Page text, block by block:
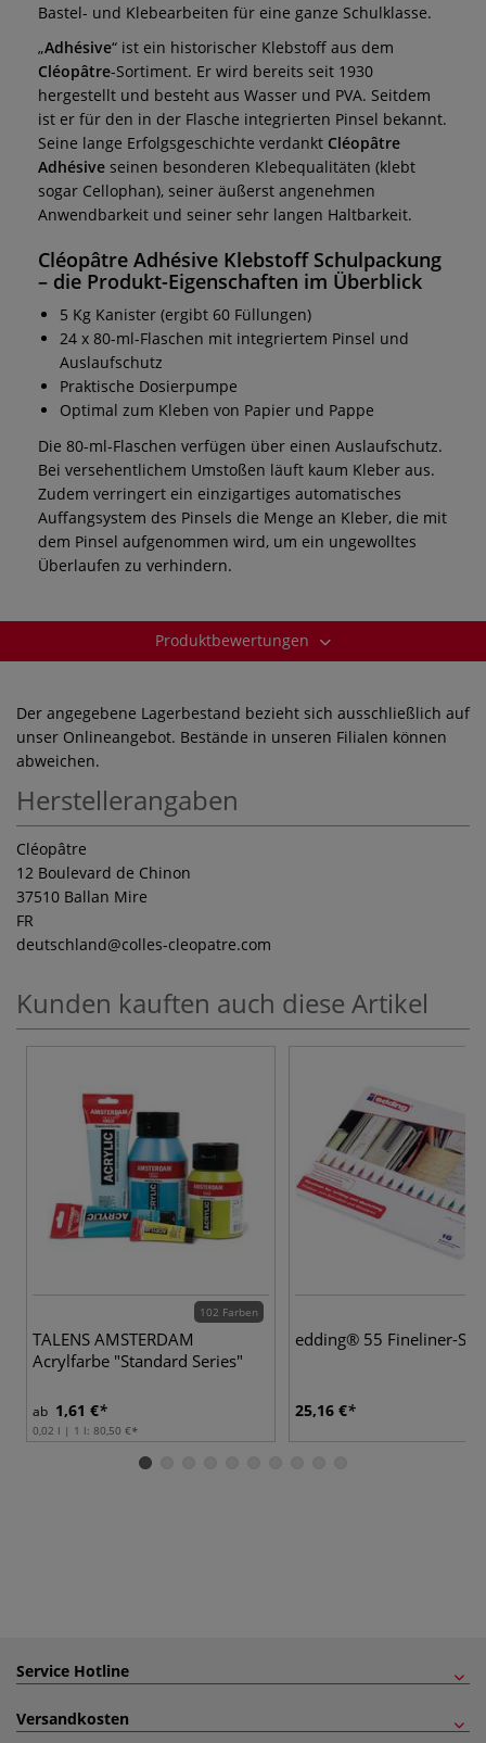
Bastel- und Klebearbeiten für eine ganze Schulklasse.
„Adhésive“ ist ein historischer Klebstoff aus dem
Cléopâtre-Sortiment. Er wird bereits seit 1930
hergestellt und besteht aus Wasser und PVA. Seitdem
ist er für den in der Flasche integrierten Pinsel bekannt.
Seine lange Erfolgsgeschichte verdankt Cléopâtre
Adhésive seinen besonderen Klebequalitäten (klebt
sogar Cellophan), seiner äußerst angenehmen
Anwendbarkeit und seiner sehr langen Haltbarkeit.
Cléopâtre Adhésive Klebstoff Schulpackung
– die Produkt-Eigenschaften im Überblick
5 Kg Kanister (ergibt 60 Füllungen)
24 x 80-ml-Flaschen mit integriertem Pinsel und
Auslaufschutz
Praktische Dosierpumpe
Optimal zum Kleben von Papier und Pappe
Die 80-ml-Flaschen verfügen über einen Auslaufschutz.
Bei versehentlichem Umstoßen läuft kaum Kleber aus.
Zudem verringert ein einzigartiges automatisches
Auffangsystem des Pinsels die Menge an Kleber, die mit
dem Pinsel aufgenommen wird, um ein ungewolltes
Überlaufen zu verhindern.
Produktbewertungen
Der angegebene Lagerbestand bezieht sich ausschließlich auf
unser Onlineangebot. Bestände in unseren Filialen können
abweichen.
Herstellerangaben
Cléopâtre
12 Boulevard de Chinon
37510 Ballan Mire
FR
deutschland@colles-cleopatre.com
Kunden kauften auch diese Artikel
102 Farben
TALENS AMSTERDAM
Acrylfarbe "Standard Series"
ab 1,61 €
0,02 l | 1 l: 80,50 €
edding® 55 Fineliner-
25,16 €
Service Hotline
Versandkosten